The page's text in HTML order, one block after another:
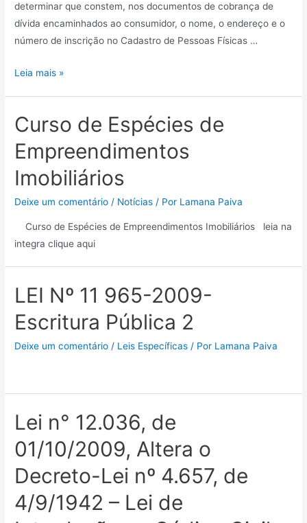
determinar que constem, nos documentos de cobrança de
dívida encaminhados ao consumidor, o nome, o endereço e o
número de inscrição no Cadastro de Pessoas Físicas …
Leia mais »
Curso de Espécies de
Empreendimentos
Imobiliários
Deixe um comentário / Notícias / Por Lamana Paiva
Curso de Espécies de Empreendimentos Imobiliários leia na
integra clique aqui
LEI Nº 11 965-2009-
Escritura Pública 2
Deixe um comentário / Leis Específicas / Por Lamana Paiva
Lei n° 12.036, de
01/10/2009, Altera o
Decreto-Lei nº 4.657, de
4/9/1942 – Lei de